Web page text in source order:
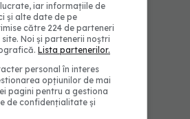
tot mai mare de
Pacienții
să meargă
cu furnizorii lor de
iar informațiile de
și alte date de pe
către 224 de parteneri
Noi și partenerii noștri
Lista partenerilor.
personal în interes
opțiunilor de mai
pagini pentru a gestiona
de confidențialitate și